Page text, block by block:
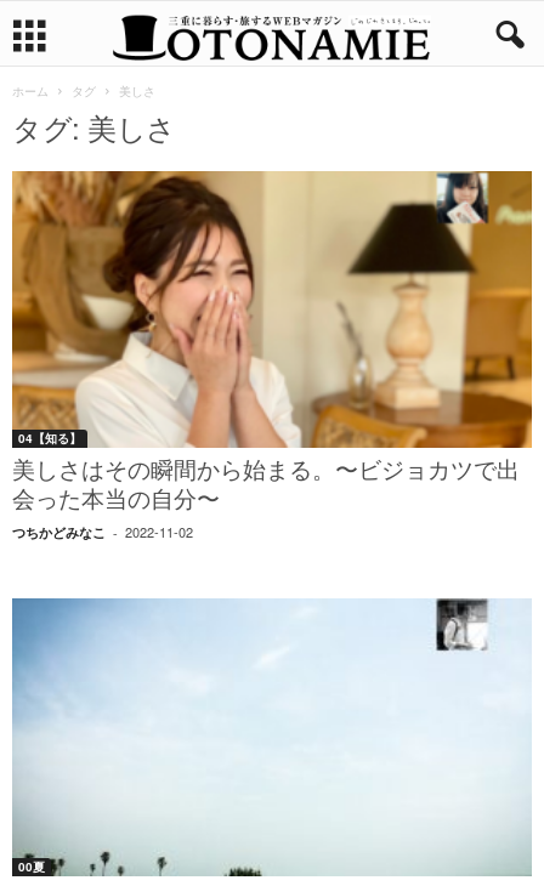
ホーム タグ 美しさ
タグ: 美しさ
04【知る】
美しさはその瞬間から始まる。〜ビジョカツで出
会った本当の自分〜
つちかどみなこ - 2022-11-02
00夏